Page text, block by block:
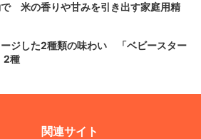
米の香りや甘みを引き出す家庭用精
ージした2種類の味わい 「ベビースター
2種
関連サイト